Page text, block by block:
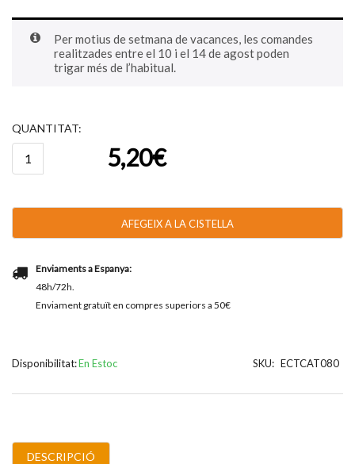
Per motius de setmana de vacances, les comandes
realitzades entre el 10 i el 14 de agost poden
trigar més de l’habitual.
QUANTITAT:
quantitat
Catanias®
Catalana
5,20€
AFEGEIX A LA CISTELLA
Enviaments a Espanya:
48h/72h.
Enviament gratuït en compres superiors a 50€
Disponibilitat:En Estoc SKU: ECTCAT080
DESCRIPCIÓ